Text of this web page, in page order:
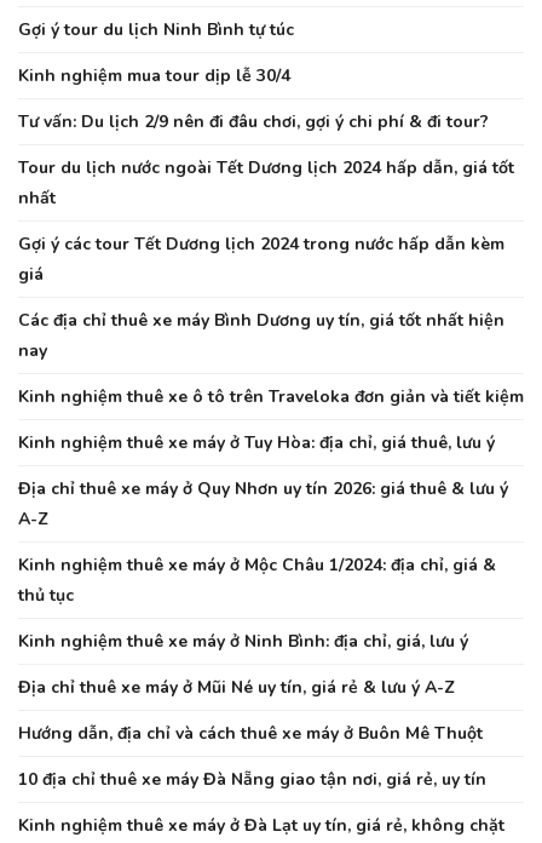
Gợi ý tour du lịch Ninh Bình tự túc
Kinh nghiệm mua tour dịp lễ 30/4
Tư vấn: Du lịch 2/9 nên đi đâu chơi, gợi ý chi phí & đi tour?
Tour du lịch nước ngoài Tết Dương lịch 2024 hấp dẫn, giá tốt
nhất
Gợi ý các tour Tết Dương lịch 2024 trong nước hấp dẫn kèm
giá
Các địa chỉ thuê xe máy Bình Dương uy tín, giá tốt nhất hiện
nay
Kinh nghiệm thuê xe ô tô trên Traveloka đơn giản và tiết kiệm
Kinh nghiệm thuê xe máy ở Tuy Hòa: địa chỉ, giá thuê, lưu ý
Địa chỉ thuê xe máy ở Quy Nhơn uy tín 2026: giá thuê & lưu ý
A-Z
Kinh nghiệm thuê xe máy ở Mộc Châu 1/2024: địa chỉ, giá &
thủ tục
Kinh nghiệm thuê xe máy ở Ninh Bình: địa chỉ, giá, lưu ý
Địa chỉ thuê xe máy ở Mũi Né uy tín, giá rẻ & lưu ý A-Z
Hướng dẫn, địa chỉ và cách thuê xe máy ở Buôn Mê Thuột
10 địa chỉ thuê xe máy Đà Nẵng giao tận nơi, giá rẻ, uy tín
Kinh nghiệm thuê xe máy ở Đà Lạt uy tín, giá rẻ, không chặt